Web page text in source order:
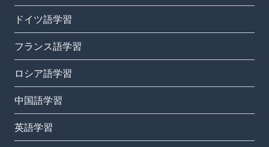
ドイツ語学習
フランス語学習
ロシア語学習
中国語学習
英語学習